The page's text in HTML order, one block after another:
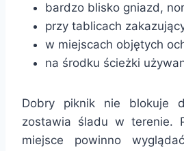
bardzo blisko gniazd,
przy tablicach
w miejscach objętych
na środku ścieżki
Dobry piknik nie blokuje
zostawia śladu w terenie.
miejsce powinno